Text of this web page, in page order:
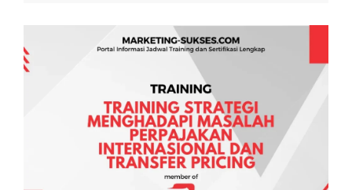
PENGADAAN
BARANG
DAN
JASA